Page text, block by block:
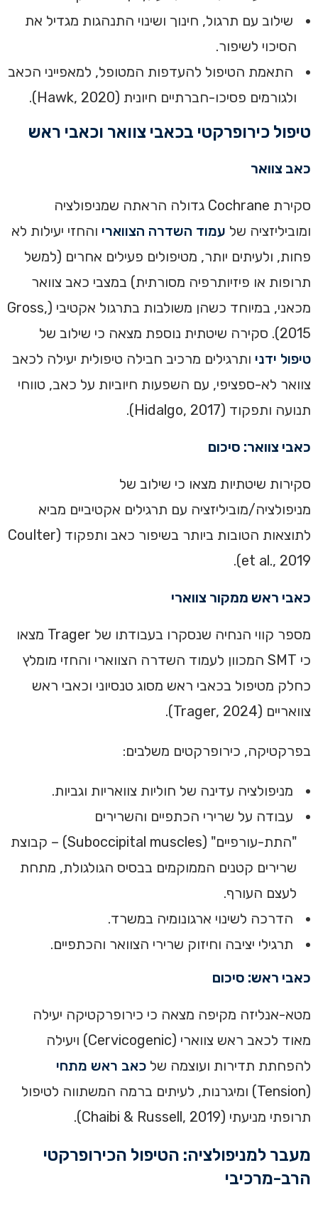
שילוב עם תרגול, חינוך ושינוי התנהגות מגדיל את
הסיכוי לשיפור.
התאמת הטיפול להעדפות המטופל, למאפייני הכאב
ולגורמים פסיכו-חברתיים חיונית (Hawk, 2020).
טיפול כירופרקטי בכאבי צוואר וכאבי ראש
כאב צוואר
סקירת Cochrane גדולה הראתה שמניפולציה
ומוביליזציה של עמוד השדרה הצווארי והחזי יעילות לא
פחות, ולעיתים יותר, מטיפולים פעילים אחרים (למשל
תרופות או פיזיותרפיה מסורתית) במצבי כאב צוואר
מכאני, במיוחד כשהן משולבות בתרגול אקטיבי (Gross,
2015). סקירה שיטתית נוספת מצאה כי שילוב של
טיפול ידני ותרגילים מרכיב חבילה טיפולית יעילה לכאב
צוואר לא-ספציפי, עם השפעות חיוביות על כאב, טווחי
תנועה ותפקוד (Hidalgo, 2017).
כאבי צוואר: סיכום
סקירות שיטתיות מצאו כי שילוב של
מניפולציה/מוביליזציה עם תרגילים אקטיביים מביא
לתוצאות הטובות ביותר בשיפור כאב ותפקוד (Coulter
et al., 2019).
כאבי ראש ממקור צווארי
מספר קווי הנחיה שנסקרו בעבודתו של Trager מצאו
כי SMT המכוון לעמוד השדרה הצווארי והחזי מומלץ
כחלק מטיפול בכאבי ראש מסוג טנסיוני וכאבי ראש
צוואריים (Trager, 2024).
בפרקטיקה, כירופרקטים משלבים:
מניפולציה עדינה של חוליות צוואריות וגביות.
עבודה על שרירי הכתפיים והשרירים
"התת-עורפיים" (Suboccipital muscles) – קבוצת
שרירים קטנים הממוקמים בבסיס הגולגולת, מתחת
לעצם העורף.
הדרכה לשינוי ארגונומיה במשרד.
תרגילי יציבה וחיזוק שרירי הצוואר והכתפיים.
כאבי ראש: סיכום
מטא-אנליזה מקיפה מצאה כי כירופרקטיקה יעילה
מאוד לכאב ראש צווארי (Cervicogenic) ויעילה
להפחתת תדירות ועוצמה של כאב ראש מתחי
(Tension) ומיגרנות, לעיתים ברמה המשתווה לטיפול
תרופתי מניעתי (Chaibi & Russell, 2019).
מעבר למניפולציה: הטיפול הכירופרקטי
הרב-מרכיבי